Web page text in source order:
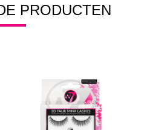
PRODUCTEN